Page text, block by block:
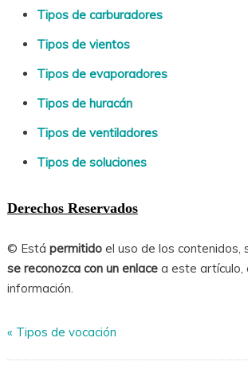
Tipos de carburadores
Tipos de vientos
Tipos de evaporadores
Tipos de huracán
Tipos de ventiladores
Tipos de soluciones
Derechos Reservados
© Está permitidoel uso de los contenidos,
se reconozca con un enlacea este artículo,
información.
« Tipos de vocación